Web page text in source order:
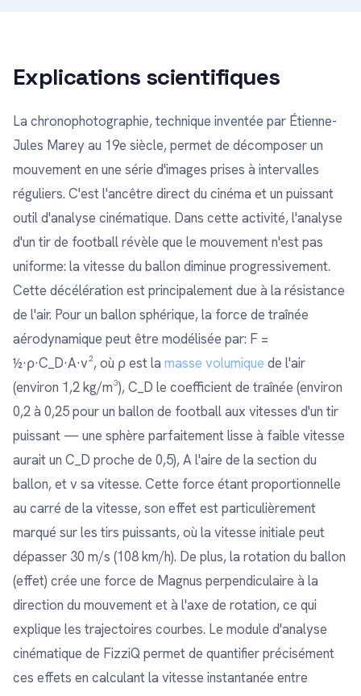
Explications scientifiques
La chronophotographie, technique inventée par Étienne-
Jules Marey au 19e siècle, permet de décomposer un
mouvement en une série d'images prises à intervalles
réguliers. C'est l'ancêtre direct du cinéma et un puissant
outil d'analyse cinématique. Dans cette activité, l'analyse
d'un tir de football révèle que le mouvement n'est pas
uniforme: la vitesse du ballon diminue progressivement.
Cette décélération est principalement due à la résistance
de l'air. Pour un ballon sphérique, la force de traînée
aérodynamique peut être modélisée par: F =
½·ρ·C_D·A·v², où ρ est la masse volumique de l'air
(environ 1,2 kg/m³), C_D le coefficient de traînée (environ
0,2 à 0,25 pour un ballon de football aux vitesses d'un tir
puissant — une sphère parfaitement lisse à faible vitesse
aurait un C_D proche de 0,5), A l'aire de la section du
ballon, et v sa vitesse. Cette force étant proportionnelle
au carré de la vitesse, son effet est particulièrement
marqué sur les tirs puissants, où la vitesse initiale peut
dépasser 30 m/s (108 km/h). De plus, la rotation du ballon
(effet) crée une force de Magnus perpendiculaire à la
direction du mouvement et à l'axe de rotation, ce qui
explique les trajectoires courbes. Le module d'analyse
cinématique de FizziQ permet de quantifier précisément
ces effets en calculant la vitesse instantanée entre